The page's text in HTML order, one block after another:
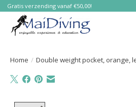
Gratis verzending vanaf €50,00!
Home / Double weight pocket, orange,